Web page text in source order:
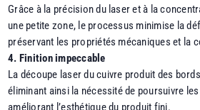
Grâce à la précision du laser et à la
une petite zone, le processus minimise la
préservant les propriétés mécaniques et la
4. Finition impeccable
La découpe laser du cuivre produit des
éliminant ainsi la nécessité de poursuivre
améliorant l’esthétique du produit fini.